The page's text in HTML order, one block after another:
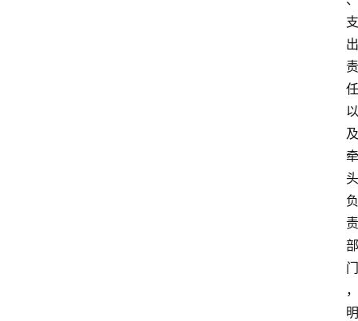
支
出
责
任
以
及
牵
头
负
责
部
门
，
明